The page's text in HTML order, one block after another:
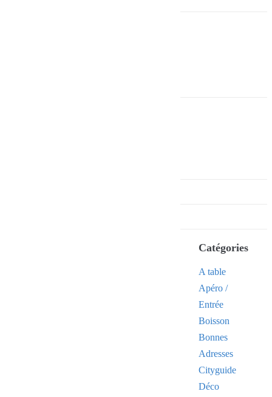
Catégories
A table
Apéro /
Entrée
Boisson
Bonnes
Adresses
Cityguide
Déco